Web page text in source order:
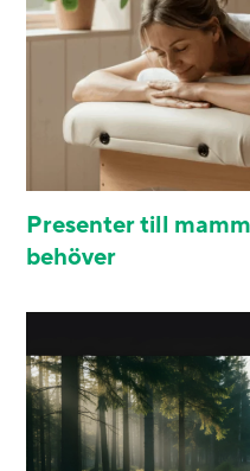
Presenter till
behöver